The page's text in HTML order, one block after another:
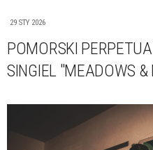
29 STY 2026
POMORSKI
SINGIEL "MEADOWS &